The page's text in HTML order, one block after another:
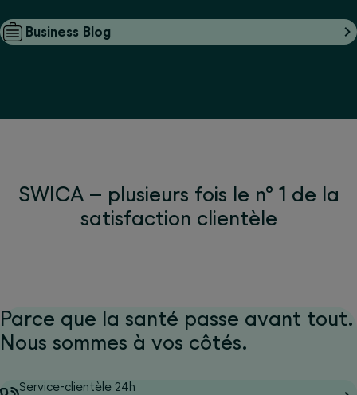
Business Blog
SWICA – plusieurs fois le n° 1 de la
satisfaction clientèle
Parce que la santé passe avant tout.
Nous sommes à vos côtés.
Service-clientèle 24h